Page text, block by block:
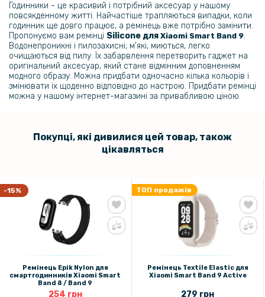
599 грн
Металевий ремінець Diamond Glamour для Xiaomi Smart Band 9 /
Smart Band 8
475 грн
Металевий ремінець Metal Fashion для Xiaomi Smart Band 10 / 9 / 8
USB зарядний кабель для Xiaomi Smart Band 10, Black
169 грн
Чохол із захисним склом Protective Cover with Glass для Xiaomi
Smart Band 9 Active
Годинники - це красивий і потрібний аксесуар у нашому
повсякденному житті. Найчастіше трапляються випадки, коли
годинник ще довго працює, а ремінець вже потрібно замінити.
Пропонуємо вам ремінці Silicone для Xiaomi Smart Band 9.
Водонепроникні і пилозахисні; м'які, миються, легко
очищаються від пилу. Їх забарвлення перетворить гаджет на
оригінальний аксесуар, який стане відмінним доповненням
модного образу. Можна придбати одночасно кілька кольорів і
змінювати їх щоденно відповідно до настрою. Придбати ремінці
можна у нашому інтернет-магазині за привабливою ціною.
Покупці, які дивилися цей товар, також
цікавляться
-15%
Ремінець Epik Nylon для
смартгодинників Xiaomi Smart
Band 8 / Band 9
254 грн
ТОП продажів
Ремінець Textile Elastic для
Xiaomi Smart Band 9 Active
279 грн